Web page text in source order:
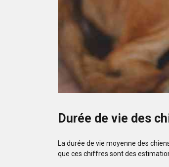
Durée de vie des
La durée de vie moyenne des
que ces chiffres sont des